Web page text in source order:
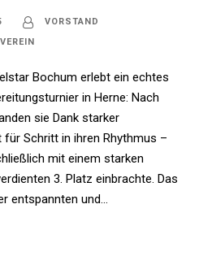
VORSTAND
VEREIN
Bochum erlebt ein echtes
in Herne: Nach
sie Dank starker
Schritt in ihren Rhythmus –
mit einem starken
3. Platz einbrachte. Das
entspannten und...